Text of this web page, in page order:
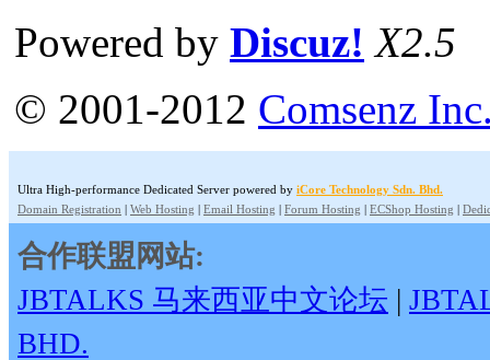
Powered by Discuz! X2.5
© 2001-2012 Comsenz
Ultra High-performance Dedicated Server powered by iCore Technology Sdn. Bhd.
Domain Registration | Web Hosting | Email Hosting | Forum Hosting | ECShop Hosting |
合作联盟网站:
JBTALKS 马来西亚中文论坛 |
BHD.